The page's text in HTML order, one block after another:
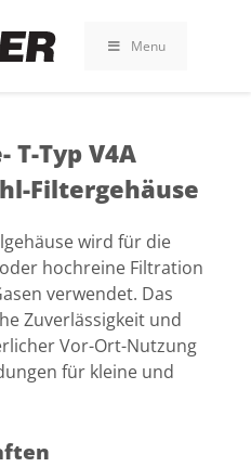
Menu
T-Typ V4A
Filtergehäuse
wird für die
hochreine Filtration
verwendet. Das
Zuverlässigkeit und
Vor-Ort-Nutzung
für kleine und